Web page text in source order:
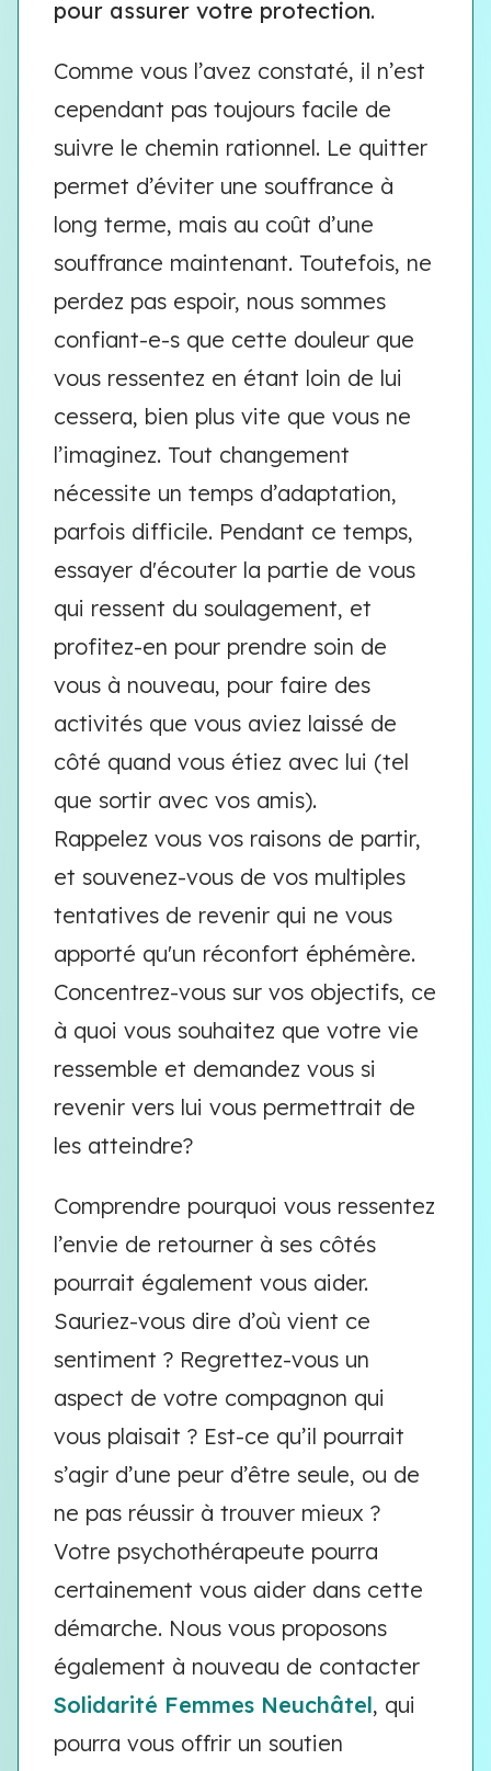
pour assurer votre protection.
Comme vous l’avez constaté, il n’est
cependant pas toujours facile de
suivre le chemin rationnel. Le quitter
permet d’éviter une souffrance à
long terme, mais au coût d’une
souffrance maintenant. Toutefois, ne
perdez pas espoir, nous sommes
confiant-e-s que cette douleur que
vous ressentez en étant loin de lui
cessera, bien plus vite que vous ne
l’imaginez. Tout changement
nécessite un temps d’adaptation,
parfois difficile. Pendant ce temps,
essayer d'écouter la partie de vous
qui ressent du soulagement, et
profitez-en pour prendre soin de
vous à nouveau, pour faire des
activités que vous aviez laissé de
côté quand vous étiez avec lui (tel
que sortir avec vos amis).
Rappelez vous vos raisons de partir,
et souvenez-vous de vos multiples
tentatives de revenir qui ne vous
apporté qu'un réconfort éphémère.
Concentrez-vous sur vos objectifs, ce
à quoi vous souhaitez que votre vie
ressemble et demandez vous si
revenir vers lui vous permettrait de
les atteindre?
Comprendre pourquoi vous ressentez
l’envie de retourner à ses côtés
pourrait également vous aider.
Sauriez-vous dire d’où vient ce
sentiment ? Regrettez-vous un
aspect de votre compagnon qui
vous plaisait ? Est-ce qu’il pourrait
s’agir d’une peur d’être seule, ou de
ne pas réussir à trouver mieux ?
Votre psychothérapeute pourra
certainement vous aider dans cette
démarche. Nous vous proposons
également à nouveau de contacter
Solidarité Femmes Neuchâtel, qui
pourra vous offrir un soutien